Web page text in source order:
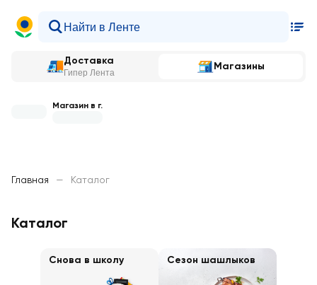
Доставка
Гипер Лента
Магазины
Магазин в г.
Главная — Каталог
Каталог
Снова в школу Сезон шашлыков